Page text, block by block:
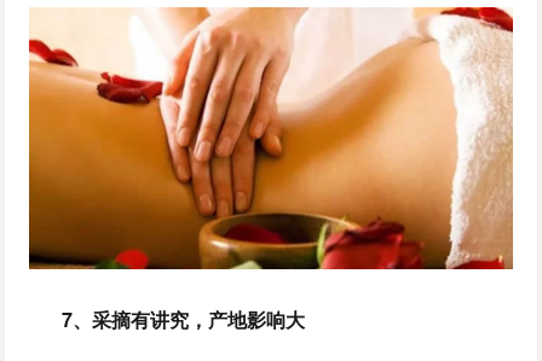
7、采摘有讲究，产地影响大